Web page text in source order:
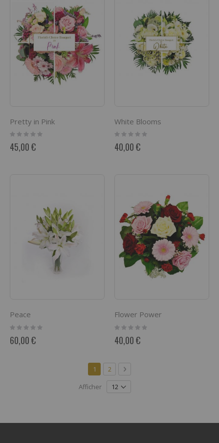
Pretty in Pink
Rating:
45,00 €
White Blooms
Rating:
40,00 €
Peace
Rating:
0%
60,00 €
Flower Power
Rating:
0%
40,00 €
PageVous lisez actuellement la page
1 Page
2 Page
Suivant
Afficher